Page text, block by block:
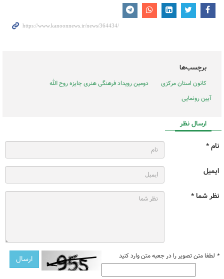
برچسب‌ها
کانون استان مرکزی
دومین رویداد فرهنگی هنری جایزه روح الله
آیین رونمایی
ارسال نظر
نام *
ایمیل
نظر شما *
* لطفا متن تصویر را در جعبه متن وارد کنید